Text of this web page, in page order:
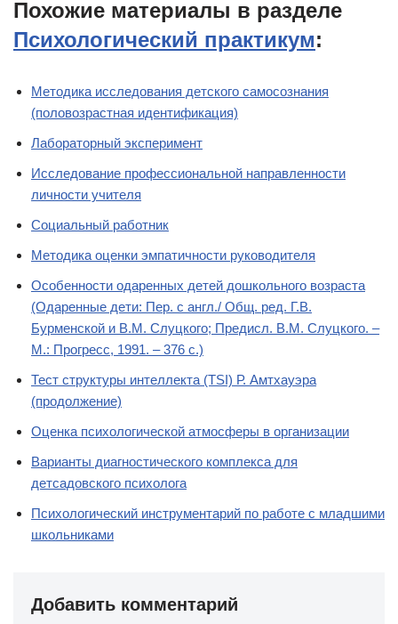
Похожие материалы в разделе
Психологический практикум:
Методика исследования детского самосознания
(половозрастная идентификация)
Лабораторный эксперимент
Исследование профессиональной направленности
личности учителя
Социальный работник
Методика оценки эмпатичности руководителя
Особенности одаренных детей дошкольного возраста
(Одаренные дети: Пер. с англ./ Общ. ред. Г.В.
Бурменской и В.М. Слуцкого; Предисл. В.М. Слуцкого. –
М.: Прогресс, 1991. – 376 с.)
Тест структуры интеллекта (TSI) Р. Амтхауэра
(продолжение)
Оценка психологической атмосферы в организации
Варианты диагностического комплекса для
детсадовского психолога
Психологический инструментарий по работе с младшими
школьниками
Добавить комментарий